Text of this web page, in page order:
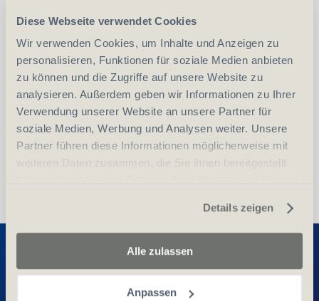
Diese Webseite verwendet Cookies
Wir verwenden Cookies, um Inhalte und Anzeigen zu
personalisieren, Funktionen für soziale Medien anbieten
zu können und die Zugriffe auf unsere Website zu
analysieren. Außerdem geben wir Informationen zu Ihrer
Verwendung unserer Website an unsere Partner für
soziale Medien, Werbung und Analysen weiter. Unsere
Partner führen diese Informationen möglicherweise mit
weiteren Daten zusammen, die Sie ihnen bereitgestellt
Details zeigen
Alle zulassen
Anpassen
vergleichen
-
In den Warenkorb
Entdecken Sie weitere Produkte